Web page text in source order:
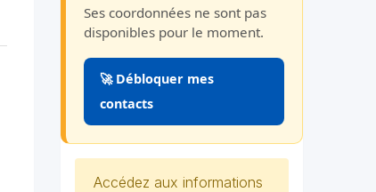
Ses coordonnées ne sont pas
disponibles pour le moment.
🚀 Débloquer mes
contacts
Accédez aux informations